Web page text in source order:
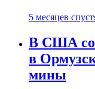
5 месяцев
В США
в
мины